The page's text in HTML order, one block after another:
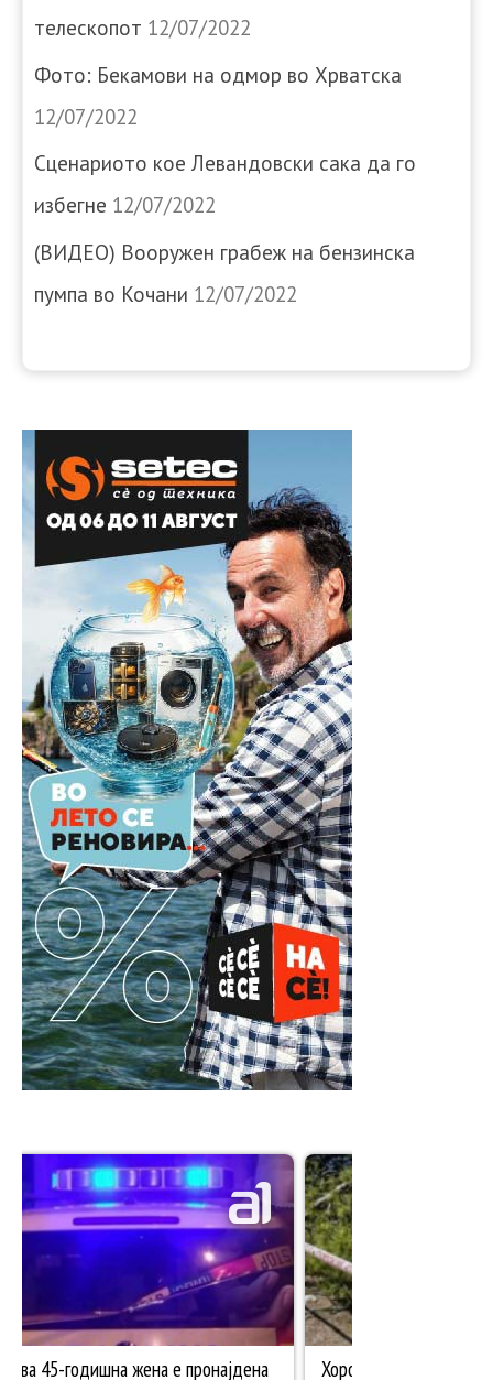
телескопот 12/07/2022
Фото: Бекамови на одмор во Хрватска
12/07/2022
Сценариото кое Левандовски сака да го
избегне 12/07/2022
(ВИДЕО) Вооружен грабеж на бензинска
пумпа во Кочани 12/07/2022